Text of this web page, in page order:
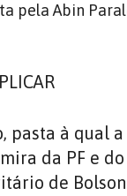
Abin
pasta à qual
da PF e do
de